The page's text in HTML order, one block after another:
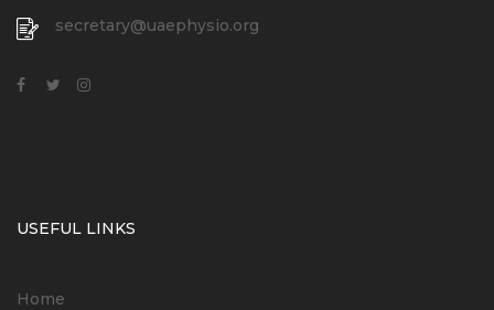
secretary@uaephysio.org
USEFUL LINKS
Home